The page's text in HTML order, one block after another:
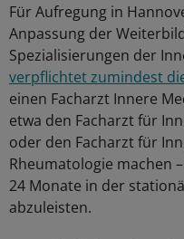
Für Aufregung in
Anpassung der
Spezialisierungen der
verpflichtet zumindest
einen Facharzt Innere
etwa den Facharzt für
oder den Facharzt für
Rheumatologie machen
24 Monate in der
abzuleisten.